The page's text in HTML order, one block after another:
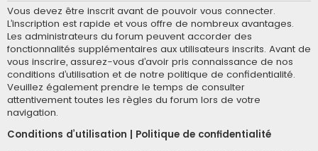
Vous devez être inscrit avant de pouvoir vous connecter.
L’inscription est rapide et vous offre de nombreux avantages.
Les administrateurs du forum peuvent accorder des
fonctionnalités supplémentaires aux utilisateurs inscrits. Avant de
vous inscrire, assurez-vous d’avoir pris connaissance de nos
conditions d’utilisation et de notre politique de confidentialité.
Veuillez également prendre le temps de consulter
attentivement toutes les règles du forum lors de votre
navigation.
Conditions d’utilisation
Politique de confidentialité